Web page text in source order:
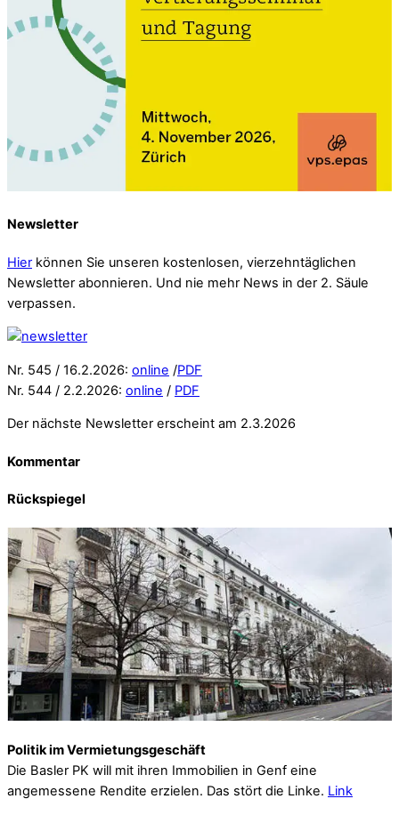
Newsletter
Hier können Sie unseren kostenlosen, vierzehntäglichen
Newsletter abonnieren. Und nie mehr News in der 2. Säule
verpassen.
Nr. 545 / 16.2.2026: online /PDF
Nr. 544 / 2.2.2026: online / PDF
Der nächste Newsletter erscheint am 2.3.2026
Kommentar
Rückspiegel
Politik im Vermietungsgeschäft
Die Basler PK will mit ihren Immobilien in Genf eine
angemessene Rendite erzielen. Das stört die Linke. Link